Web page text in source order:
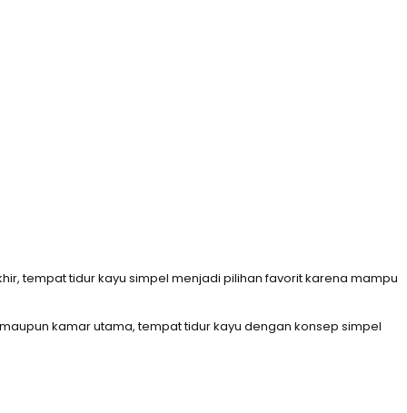
tempat tidur kayu simpel menjadi pilihan favorit karena mampu
kamar utama, tempat tidur kayu dengan konsep simpel